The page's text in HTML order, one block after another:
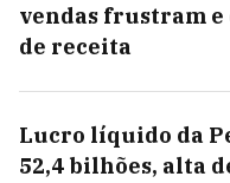
vendas frustram e
de receita
Lucro líquido da
52,4 bilhões, alta